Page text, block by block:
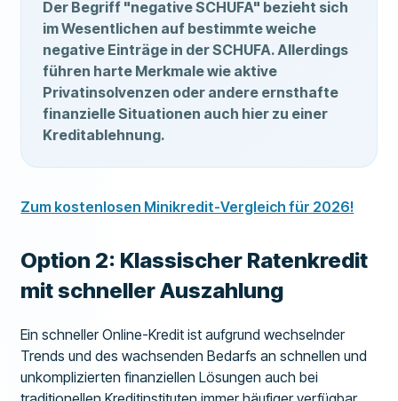
Der Begriff "negative SCHUFA" bezieht sich
im Wesentlichen auf bestimmte weiche
negative Einträge in der SCHUFA. Allerdings
führen harte Merkmale wie aktive
Privatinsolvenzen oder andere ernsthafte
finanzielle Situationen auch hier zu einer
Kreditablehnung.
Zum kostenlosen Minikredit-Vergleich für 2026!
Option 2: Klassischer Ratenkredit
mit schneller Auszahlung
Ein schneller Online-Kredit ist aufgrund wechselnder
Trends und des wachsenden Bedarfs an schnellen und
unkomplizierten finanziellen Lösungen auch bei